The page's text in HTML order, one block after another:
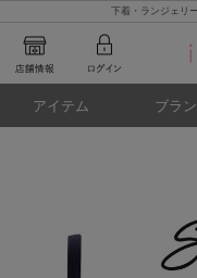
下着・ランジェ
アイテム ブラ